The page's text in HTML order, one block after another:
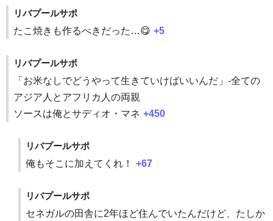
リバプールサポ
たこ焼きも作るべきだった…😋 +5
リバプールサポ
「お米なしでどうやって生きていけばいいんだ」-全ての
アジア人とアフリカ人の両親
ソースは俺とサディオ・マネ +450
リバプールサポ
俺もそこに加えてくれ！
+67
リバプールサポ
セネガルの田舎に2年ほど住んでいたんだけど、たしか